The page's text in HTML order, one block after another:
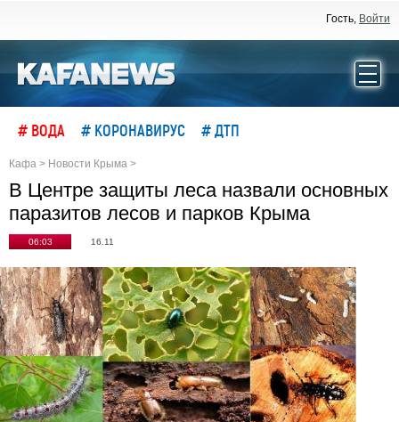
Гость, Войти
# ВОДА # КОРОНАВИРУС # ДТП
Кафа > Новости Крыма >
В Центре защиты леса назвали основных
паразитов лесов и парков Крыма
06:03 16.11